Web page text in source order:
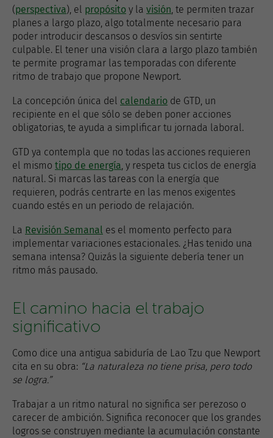
(perspectiva), el propósito y la visión, te permiten trazar
planes a largo plazo, algo totalmente necesario para
poder introducir descansos o desvíos sin sentirte
culpable. El tener una visión clara a largo plazo también
te permite programar las temporadas con diferente
ritmo de trabajo que propone Newport.
La concepción única del calendario de GTD, un
recipiente en el que sólo se deben poner acciones
obligatorias, te ayuda a simplificar tu jornada laboral.
GTD ya contempla que no todas las acciones requieren
el mismo tipo de energía, y respeta tus ciclos de energía
natural. Si marcas las tareas con la energía que
requieren, podrás centrarte en las menos exigentes
cuando estés en un periodo de relajación.
La Revisión Semanal es el momento perfecto para
implementar variaciones estacionales. ¿Has tenido una
semana intensa? Quizás la siguiente debería tener un
ritmo más pausado.
El camino hacia el trabajo
significativo
Como dice una antigua sabiduría de Lao Tzu que Newport
cita en su obra: “La naturaleza no tiene prisa, pero todo
se logra.”
Trabajar a un ritmo natural no significa ser perezoso o
carecer de ambición. Significa reconocer que los grandes
logros se construyen mediante la acumulación constante